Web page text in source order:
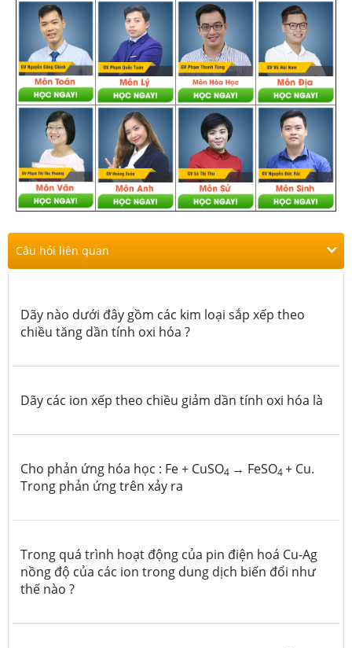
Câu hỏi liên quan
Dãy nào dưới đây gồm các kim loại sắp xếp theo
chiều tăng dần tính oxi hóa ?
Dãy các ion xếp theo chiều giảm dần tính oxi hóa là
Cho phản ứng hóa học : Fe + CuSO4 → FeSO4+ Cu.
Trong phản ứng trên xảy ra
Trong quá trình hoạt động của pin điện hoá Cu-Ag
nồng độ của các ion trong dung dịch biến đổi như
thế nào ?